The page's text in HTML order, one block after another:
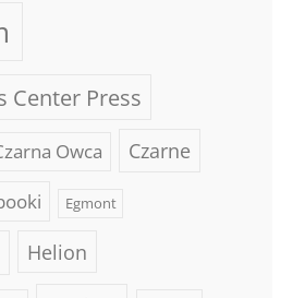
Center Press
Owca
Czarne
Egmont
Helion